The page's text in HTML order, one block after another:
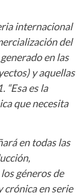
internacional
del
en las
y aquellas
“Esa es la
que necesita
en todas las
géneros de
crónica en serie